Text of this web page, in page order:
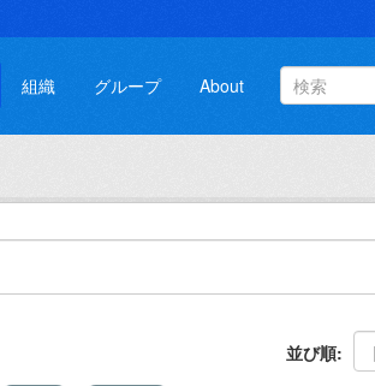
組織 グループ About
並び順